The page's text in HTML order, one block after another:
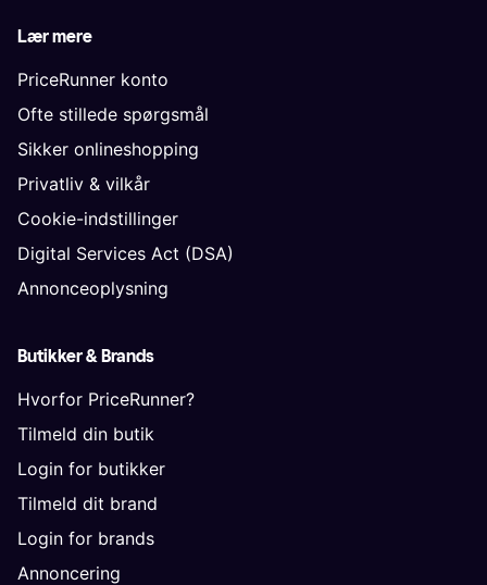
Lær mere
PriceRunner konto
Ofte stillede spørgsmål
Sikker onlineshopping
Privatliv & vilkår
Cookie-indstillinger
Digital Services Act (DSA)
Annonceoplysning
Butikker & Brands
Hvorfor PriceRunner?
Tilmeld din butik
Login for butikker
Tilmeld dit brand
Login for brands
Annoncering